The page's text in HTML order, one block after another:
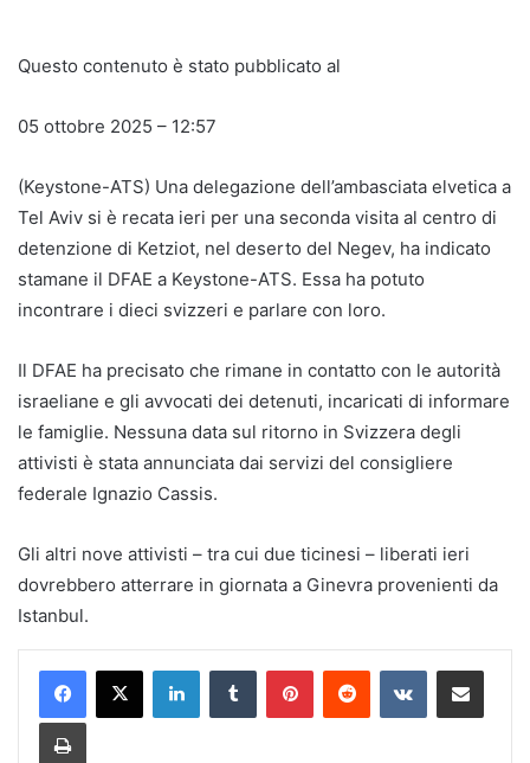
Questo contenuto è stato pubblicato al
05 ottobre 2025 – 12:57
(Keystone-ATS) Una delegazione dell’ambasciata elvetica a
Tel Aviv si è recata ieri per una seconda visita al centro di
detenzione di Ketziot, nel deserto del Negev, ha indicato
stamane il DFAE a Keystone-ATS. Essa ha potuto
incontrare i dieci svizzeri e parlare con loro.
Il DFAE ha precisato che rimane in contatto con le autorità
israeliane e gli avvocati dei detenuti, incaricati di informare
le famiglie. Nessuna data sul ritorno in Svizzera degli
attivisti è stata annunciata dai servizi del consigliere
federale Ignazio Cassis.
Gli altri nove attivisti – tra cui due ticinesi – liberati ieri
dovrebbero atterrare in giornata a Ginevra provenienti da
Istanbul.
LinkedInTumblr PinterestReddit VKontakteShare via Email
Print